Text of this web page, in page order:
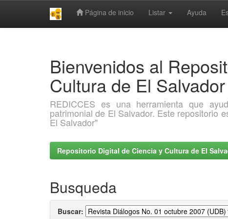
Página de inicio Listar Ayuda
Bienvenidos al
Cultura de El
REDICCES es una herramienta que
patrimonial de El Salvador. Este repositorio
El Salvador"
Repositorio Digital de Ciencia y Cultura de El
Busqueda
Buscar: